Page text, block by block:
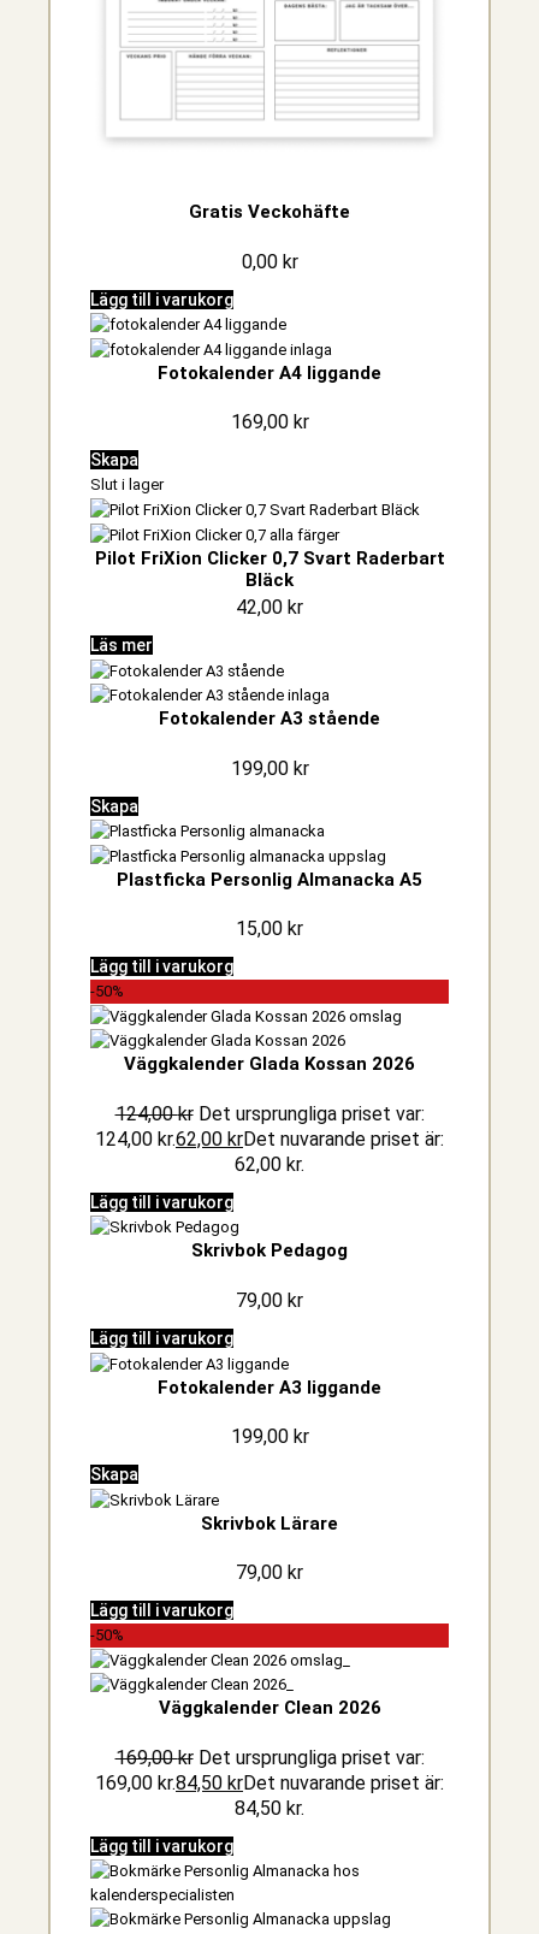
Gratis Veckohäfte
0,00 kr
Lägg till i varukorg
Fotokalender A4 liggande
169,00 kr
Skapa
Slut i lager
Pilot FriXion Clicker 0,7 Svart Raderbart
Bläck
42,00 kr
Läs mer
Fotokalender A3 stående
199,00 kr
Skapa
Plastficka Personlig Almanacka A5
15,00 kr
Lägg till i varukorg
-50%
Väggkalender Glada Kossan 2026
124,00kr Det ursprungliga priset var:
124,00 kr.62,00 krDet nuvarande priset är:
62,00 kr.
Lägg till i varukorg
Skrivbok Pedagog
79,00 kr
Lägg till i varukorg
Fotokalender A3 liggande
199,00 kr
Skapa
Skrivbok Lärare
79,00 kr
Lägg till i varukorg
-50%
Väggkalender Clean 2026
169,00kr Det ursprungliga priset var:
169,00 kr.84,50 krDet nuvarande priset är:
84,50 kr.
Lägg till i varukorg